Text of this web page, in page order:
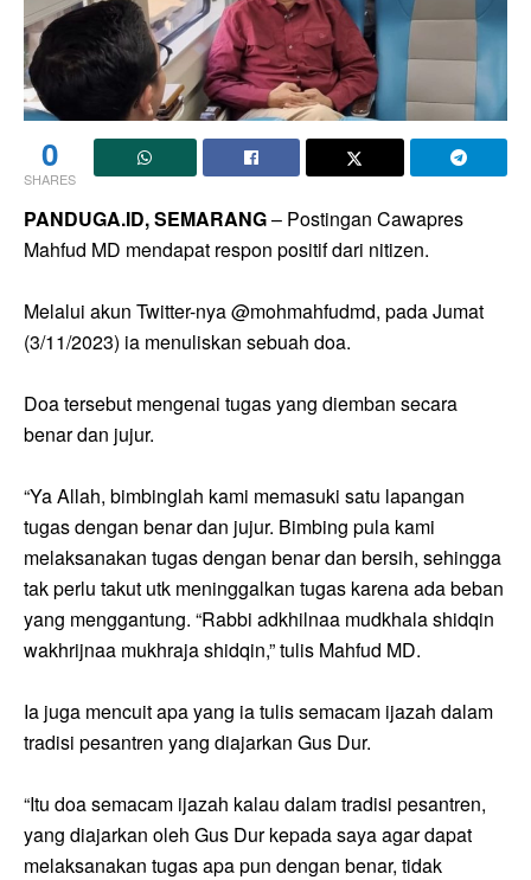
0
SHARES
PANDUGA.ID, SEMARANG– Postingan Cawapres
Mahfud MD mendapat respon positif dari nitizen.
Melalui akun Twitter-nya @mohmahfudmd, pada Jumat
(3/11/2023) ia menuliskan sebuah doa.
Doa tersebut mengenai tugas yang diemban secara
benar dan jujur.
“Ya Allah, bimbinglah kami memasuki satu lapangan
tugas dengan benar dan jujur. Bimbing pula kami
melaksanakan tugas dengan benar dan bersih, sehingga
tak perlu takut utk meninggalkan tugas karena ada beban
yang menggantung. “Rabbi adkhilnaa mudkhala shidqin
wakhrijnaa mukhraja shidqin,” tulis Mahfud MD.
Ia juga mencuit apa yang ia tulis semacam ijazah dalam
tradisi pesantren yang diajarkan Gus Dur.
“Itu doa semacam ijazah kalau dalam tradisi pesantren,
yang diajarkan oleh Gus Dur kepada saya agar dapat
melaksanakan tugas apa pun dengan benar, tidak